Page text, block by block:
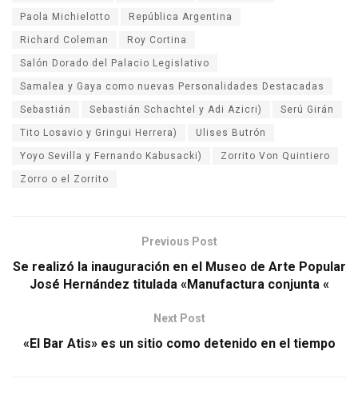
Paola Michielotto República Argentina
Richard Coleman Roy Cortina
Salón Dorado del Palacio Legislativo
Samalea y Gaya como nuevas Personalidades Destacadas
Sebastián Sebastián Schachtel y Adi Azicri) Serú Girán
Tito Losavio y Gringui Herrera) Ulises Butrón
Yoyo Sevilla y Fernando Kabusacki) Zorrito Von Quintiero
Zorro o el Zorrito
Previous Post
Se realizó la inauguración en el Museo de Arte Popular
José Hernández titulada «Manufactura conjunta «
Next Post
«El Bar Atis» es un sitio como detenido en el tiempo